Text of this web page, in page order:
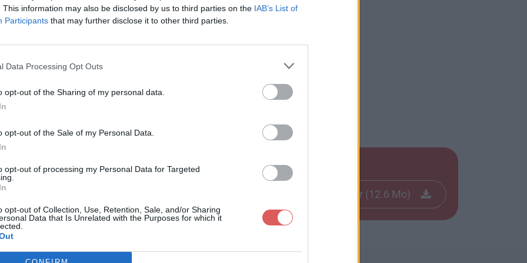
This information may also be disclosed by us to third parties on the IAB’s List of
Participants that may further disclose it to other third parties.
Data Processing Opt Outs
opt-out of the Sharing of my personal data.
opt-out of the Sale of my Personal Data.
opt-out of processing my Personal Data for Targeted
opt-out of Collection, Use, Retention, Sale, and/or Sharing
Data that Is Unrelated with the Purposes for which it
Portrait de médiateurs web.pdf
médiateurs web.pdf
Télécharger le fichier (12.6 Mo)